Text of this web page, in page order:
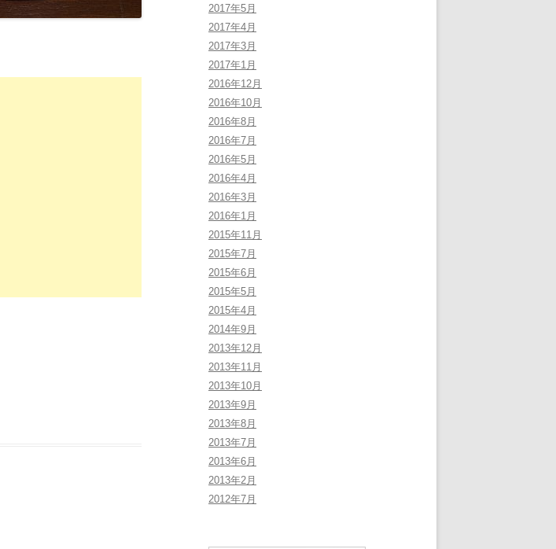
2017年5月
2017年4月
2017年3月
2017年1月
2016年12月
2016年10月
2016年8月
2016年7月
2016年5月
2016年4月
2016年3月
2016年1月
2015年11月
2015年7月
2015年6月
2015年5月
2015年4月
2014年9月
2013年12月
2013年11月
2013年10月
2013年9月
2013年8月
2013年7月
2013年6月
2013年2月
2012年7月